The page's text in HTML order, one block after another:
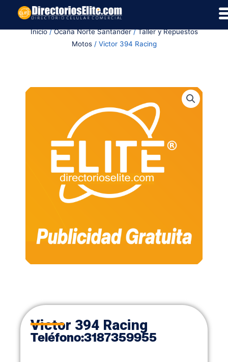
contenidoInicio/Ocaña Norte Santander/Taller y Repuestos
Motos/ Victor 394 Racing
Victor 394 Racing
Teléfono:3187359955